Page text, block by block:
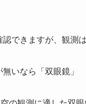
できますが、観測
いなら「双眼鏡」